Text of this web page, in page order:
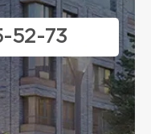
52-73